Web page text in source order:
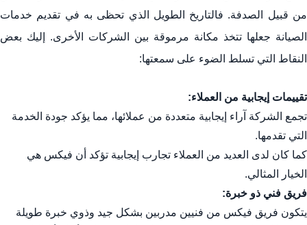
من قبيل الصدفة. فالتاريخ الطويل الذي تحظى به في تقديم خدمات
الصيانة جعلها تتخذ مكانة مرموقة بين الشركات الأخرى. إليك بعض
النقاط التي تسلط الضوء على سمعتها:
تقييمات إيجابية من العملاء:
تجمع الشركة آراء إيجابية متعددة من عملائها، مما يؤكد جودة الخدمة
التي تقدمها.
كما كان لدى العديد من العملاء تجارب إيجابية تؤكد أن فيكس هي
الخيار المثالي.
فريق فني ذو خبرة:
يتكون فريق فيكس من فنيين مدربين بشكل جيد وذوي خبرة طويلة